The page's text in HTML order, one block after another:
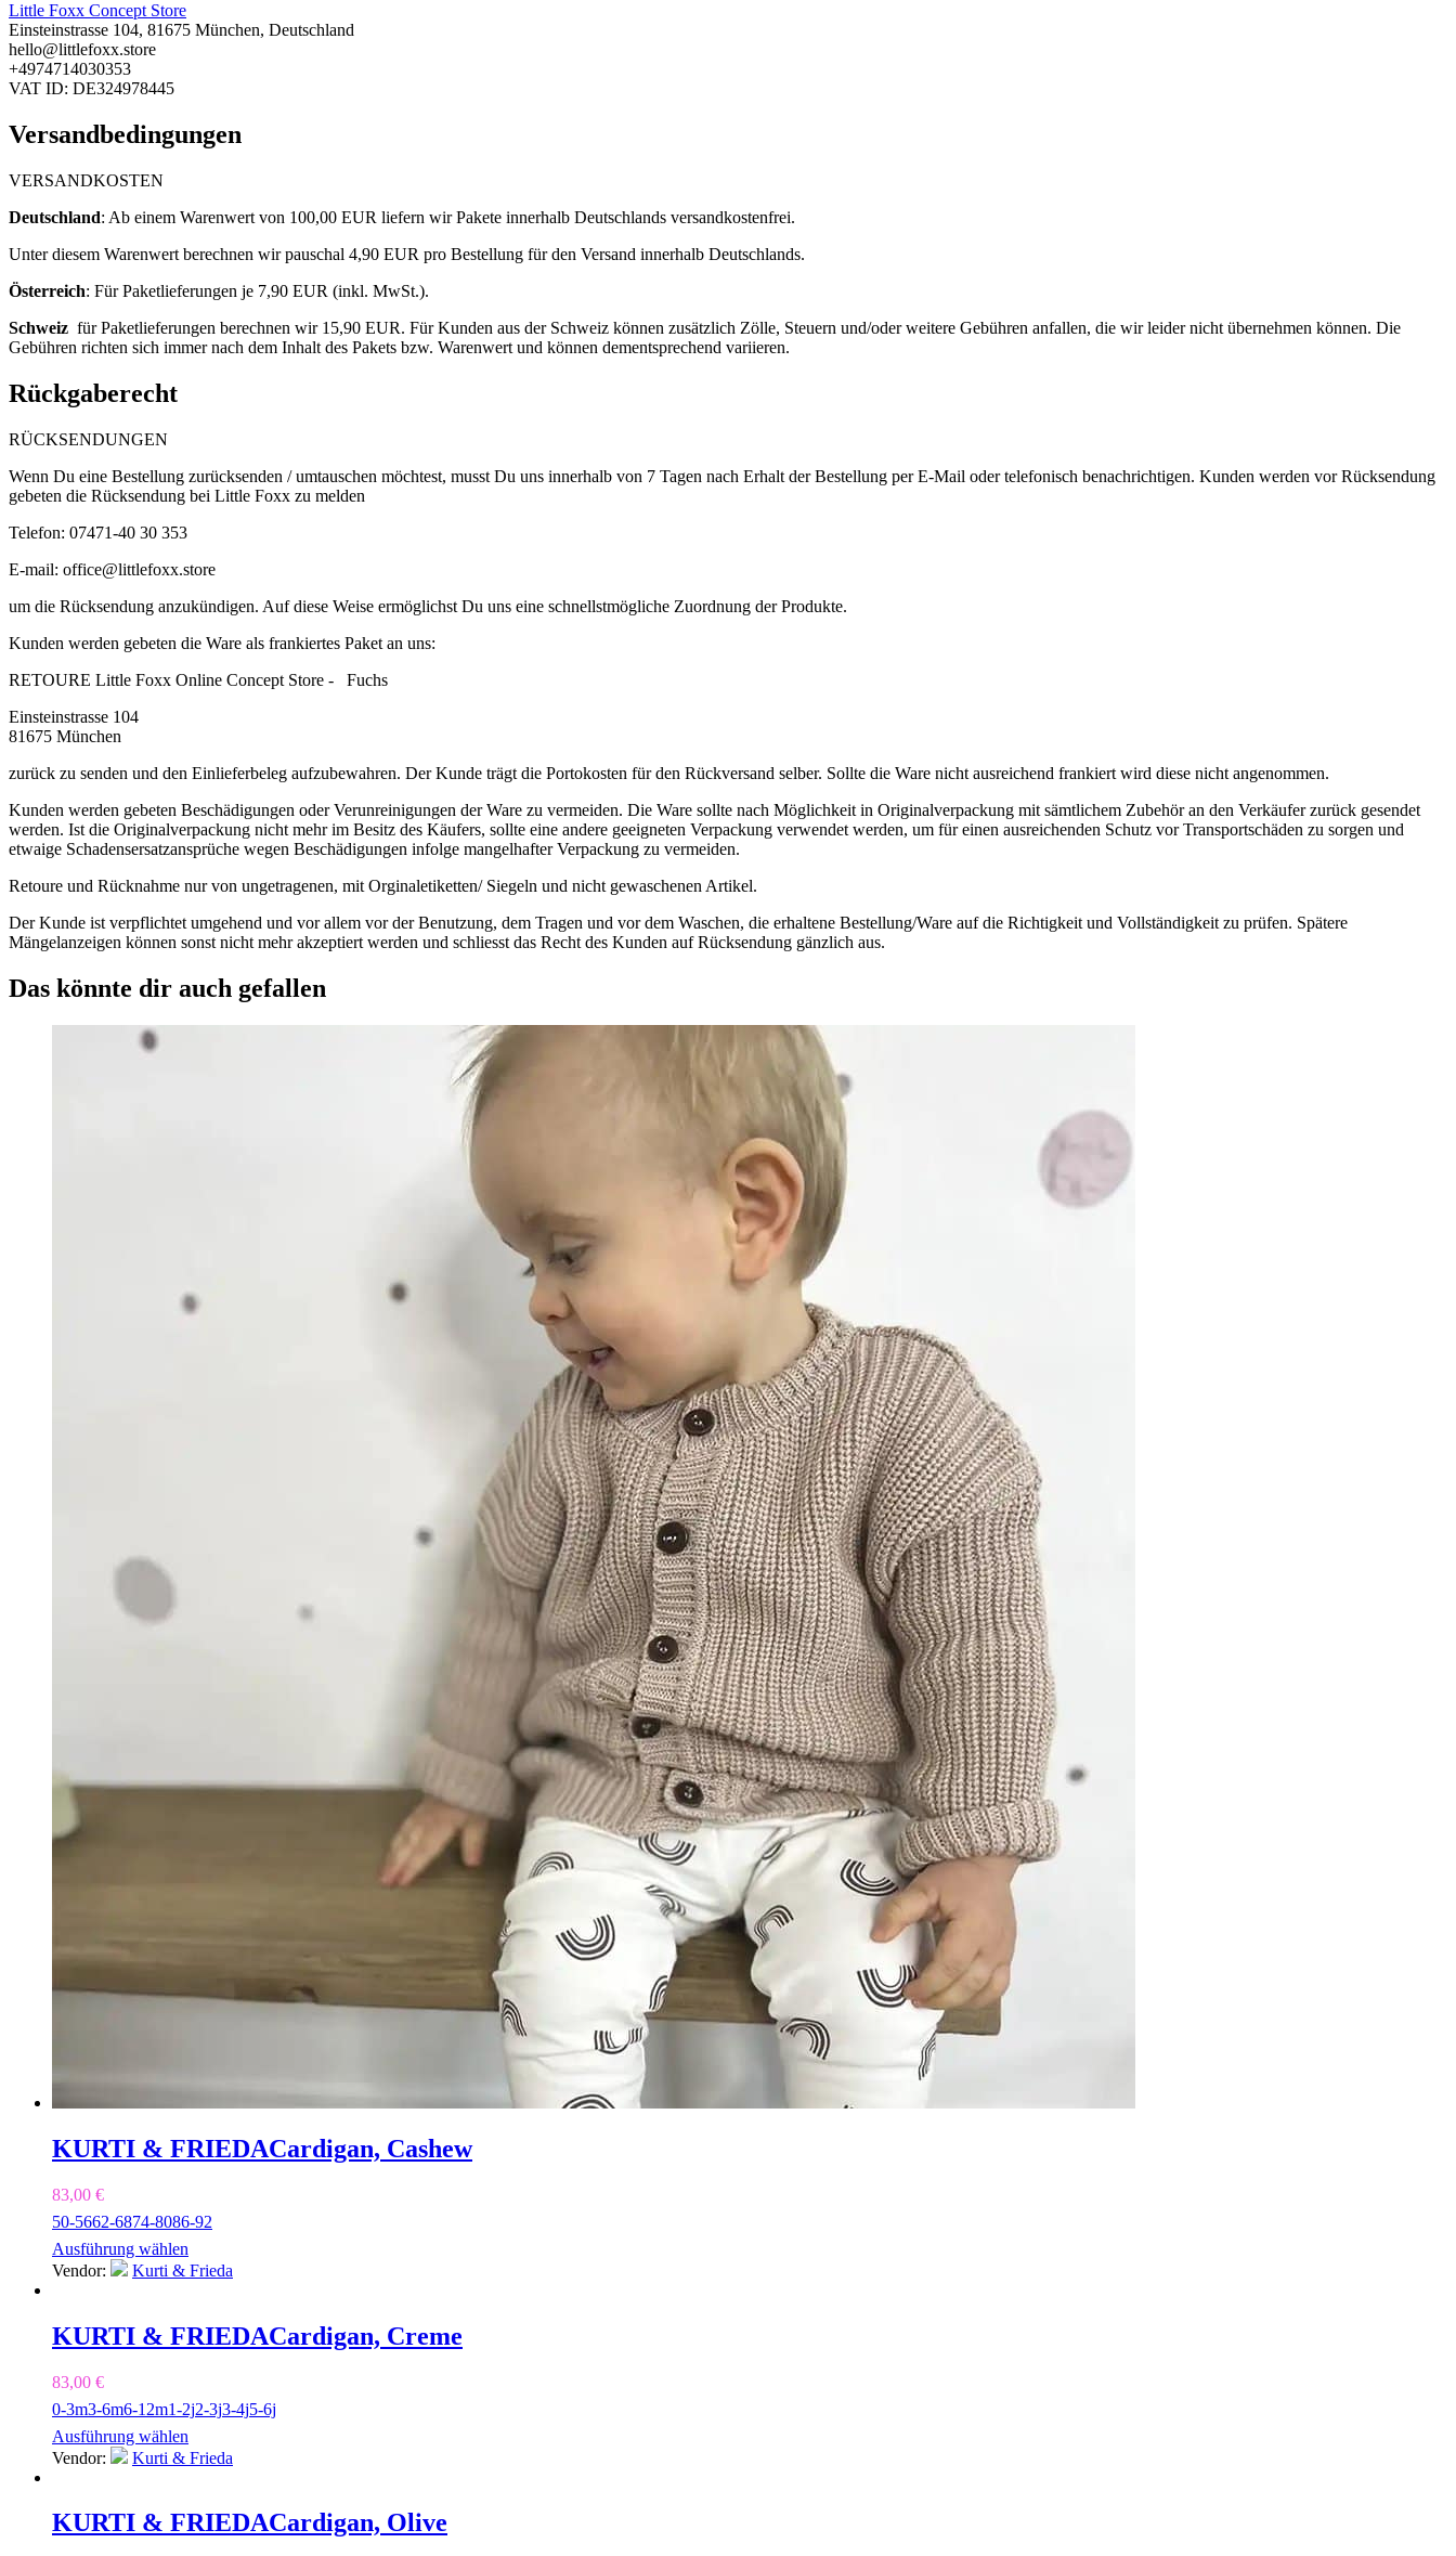
Little Foxx Concept Store
Einsteinstrasse 104, 81675 München, Deutschland
hello@littlefoxx.store
+4974714030353
VAT ID: DE324978445
Versandbedingungen
VERSANDKOSTEN
Deutschland: ​ Ab einem Warenwert von 100,00 EUR liefern wir Pakete innerhalb Deutschlands versandkostenfrei.
Unter diesem Warenwert berechnen wir pauschal 4,90 EUR pro Bestellung für den Versand innerhalb Deutschlands.
Österreich: Für Paketlieferungen je 7,90 EUR (inkl. MwSt.).
Schweiz für Paketlieferungen berechnen wir 15,90 EUR. Für Kunden aus der Schweiz können zusätzlich Zölle, Steuern und/oder weitere Gebühren anfallen, die wir leider nicht übernehmen können. Die
Gebühren richten sich immer nach dem Inhalt des Pakets bzw. Warenwert und können dementsprechend variieren.
Rückgaberecht
RÜCKSENDUNGEN
Wenn Du eine Bestellung zurücksenden / umtauschen möchtest, musst Du uns innerhalb von 7 Tagen nach Erhalt der Bestellung per E-Mail oder telefonisch benachrichtigen. Kunden werden vor Rücksendung
gebeten die Rücksendung bei Little Foxx zu melden
Telefon: 07471-40 30 353
E-mail: office@littlefoxx.store
um die Rücksendung anzukündigen. Auf diese Weise ermöglichst Du uns eine schnellstmögliche Zuordnung der Produkte.
Kunden werden gebeten die Ware als frankiertes Paket an uns:
RETOURE Little Foxx Online Concept Store - Fuchs
Einsteinstrasse 104
81675 München
zurück zu senden und den Einlieferbeleg aufzubewahren. Der Kunde trägt die Portokosten für den Rückversand selber. Sollte die Ware nicht ausreichend frankiert wird diese nicht angenommen.
Kunden werden gebeten Beschädigungen oder Verunreinigungen der Ware zu vermeiden. Die Ware sollte nach Möglichkeit in Originalverpackung mit sämtlichem Zubehör an den Verkäufer zurück gesendet
werden. Ist die Originalverpackung nicht mehr im Besitz des Käufers, sollte eine andere geeigneten Verpackung verwendet werden, um für einen ausreichenden Schutz vor Transportschäden zu sorgen und
etwaige Schadensersatzansprüche wegen Beschädigungen infolge mangelhafter Verpackung zu vermeiden.
Retoure und Rücknahme nur von ungetragenen, mit Orginaletiketten/ Siegeln und nicht gewaschenen Artikel.
Der Kunde ist verpflichtet umgehend und vor allem vor der Benutzung, dem Tragen und vor dem Waschen, die erhaltene Bestellung/Ware auf die Richtigkeit und Vollständigkeit zu prüfen. Spätere
Mängelanzeigen können sonst nicht mehr akzeptiert werden und schliesst das Recht des Kunden auf Rücksendung gänzlich aus.
Das könnte dir auch gefallen
KURTI & FRIEDACardigan, Cashew
83,00 €
50-5662-6874-8086-92
Ausführung wählen
Vendor:
Kurti & Frieda
KURTI & FRIEDACardigan, Creme
83,00 €
0-3m3-6m6-12m1-2j2-3j3-4j5-6j
Ausführung wählen
Vendor:
Kurti & Frieda
KURTI & FRIEDACardigan, Olive